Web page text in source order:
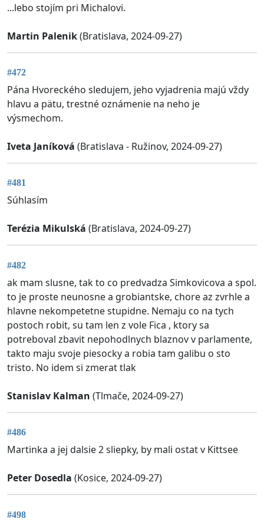
...lebo stojím pri Michalovi.
Martin Palenik(Bratislava, 2024-09-27)
#472
Pána Hvoreckého sledujem, jeho vyjadrenia majú vždy
hlavu a pätu, trestné oznámenie na neho je
výsmechom.
Iveta Janíková (Bratislava - Ružinov, 2024-09-27)
#481
Súhlasím
Terézia Mikulská (Bratislava, 2024-09-27)
#482
ak mam slusne, tak to co predvadza Simkovicova a spol.
to je proste neunosne a grobiantske, chore az zvrhle a
hlavne nekompetetne stupidne. Nemaju co na tych
postoch robit, su tam len z vole Fica , ktory sa
potreboval zbavit nepohodlnych blaznov v parlamente,
takto maju svoje piesocky a robia tam galibu o sto
tristo. No idem si zmerat tlak
Stanislav Kalman (Tlmače, 2024-09-27)
#486
Martinka a jej dalsie 2 sliepky, by mali ostat v Kittsee
Peter Dosedla (Kosice, 2024-09-27)
#498